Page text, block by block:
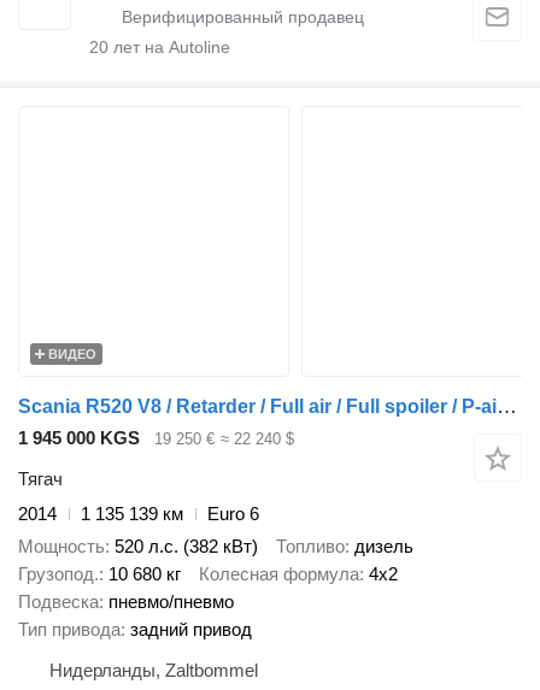
20 лет на Autoline
ВИДЕО
Scania R520 V8 / Retarder / Full air / Full spoiler / P-airco / New Sma
1 945 000 KGS 19 250 € ≈ 22 240 $
Тягач
2014
1 135 139 км
Euro 6
Мощность 520 л.с. (382 кВт) Топливо дизель
Грузопод. 10 680 кг Колесная формула 4x2
Подвеска пневмо/пневмо
Тип привода задний привод
Нидерланды, Zaltbommel